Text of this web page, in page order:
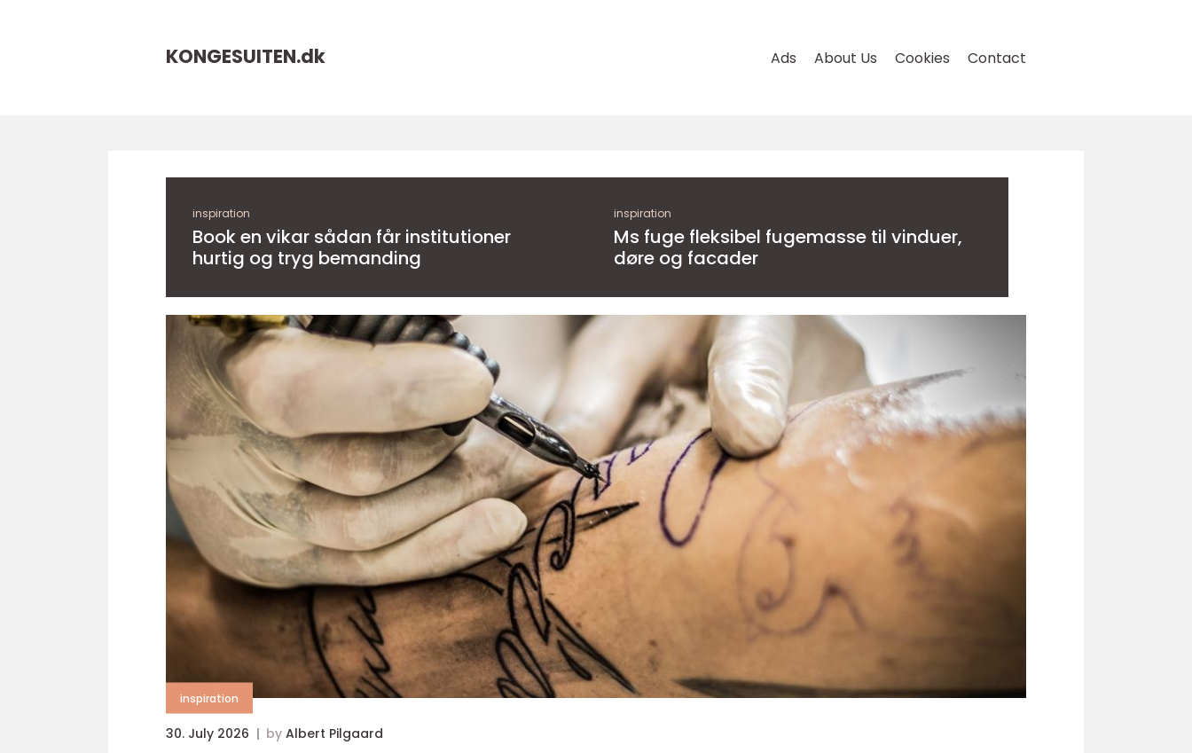
KONGESUITEN.dk Ads About Us Cookies Contact
inspiration
Book en vikar sådan får institutioner
hurtig og tryg bemanding
inspiration
Ms fuge fleksibel fugemasse til vinduer,
døre og facader
inspiration
30. July 2026 by Albert Pilgaard